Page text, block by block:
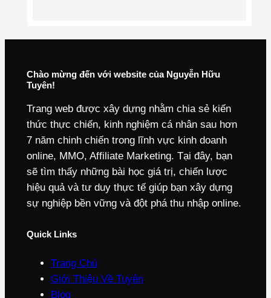
Chào mừng đến với website của Nguyễn Hữu
Tuyên!
Trang web được xây dựng nhằm chia sẻ kiến
thức thực chiến, kinh nghiệm cá nhân sau hơn
7 năm chinh chiến trong lĩnh vực kinh doanh
online, MMO, Affiliate Marketing. Tại đây, bạn
sẽ tìm thấy những bài học giá trị, chiến lược
hiệu quả và tư duy thực tế giúp bạn xây dựng
sự nghiệp bền vững và đột phá thu nhập online.
Quick Links
Trang Chủ
Giới Thiệu Về Tuyên
Blog